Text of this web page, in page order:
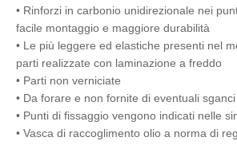
• Rinforzi in carbonio unidirezionale nei
facile montaggio e maggiore durabilità
• Le più leggere ed elastiche presenti nel
parti realizzate con laminazione a freddo
• Parti non verniciate
• Da forare e non fornite di eventuali
• Punti di fissaggio vengono indicati nelle
• Vasca di raccoglimento olio a norma di